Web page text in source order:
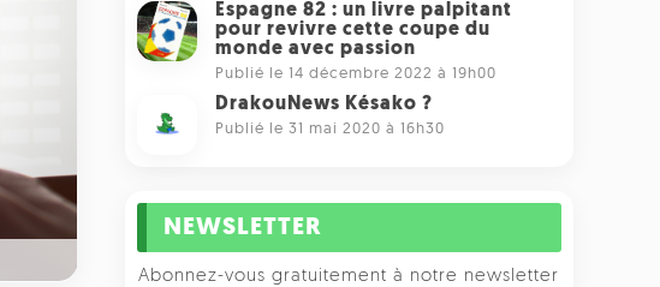
Espagne 82 : un livre palpitant
pour revivre cette coupe du
monde avec passion
Publié le 14 décembre 2022 à 19h00
DrakouNews Késako ?
Publié le 31 mai 2020 à 16h30
NEWSLETTER
Abonnez-vous gratuitement à notre newsletter